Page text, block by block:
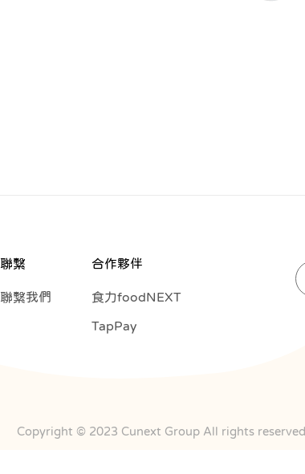
聯繫
聯繫我們
合作夥伴
食力foodNEXT
TapPay
Copyright © 2023 Cunext Group All rights reserved.